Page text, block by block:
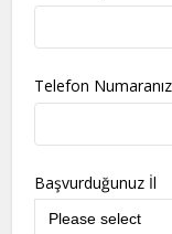
Telefon Numaranız
Başvurduğunuz İl